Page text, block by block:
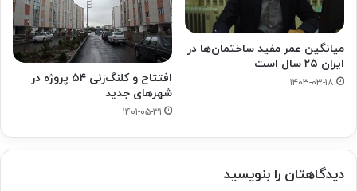
میانگین عمر مفید ساختمان‌ها در
ایران ۲۵ سال است
۱۴۰۳-۰۳-۱۸
افتتاح و کلنگ‌زنی ۵۴ پروژه در
شهرهای جدید
۱۴۰۱-۰۵-۳۱
دیدگاهتان را بنویسید